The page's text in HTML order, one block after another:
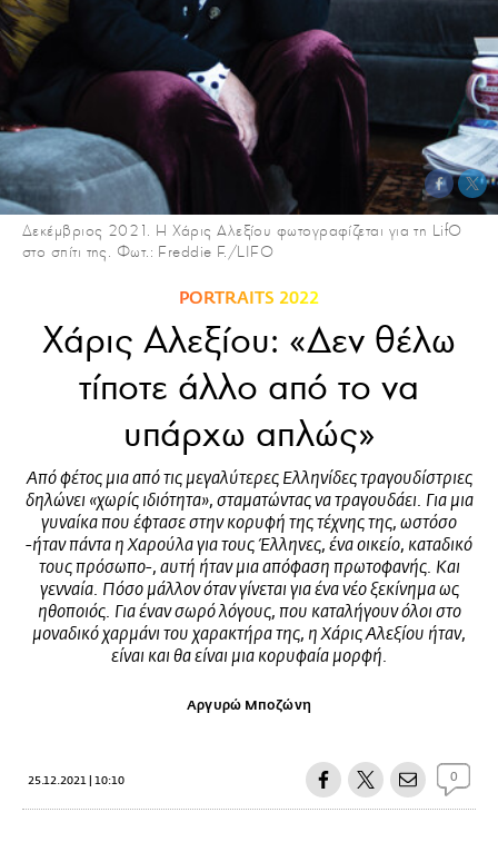
Δεκέμβριος 2021. Η Χάρις Αλεξίου φωτογραφίζεται για τη LifO
στο σπίτι της. Φωτ.: Freddie F./LIFO
PORTRAITS 2022
Χάρις Αλεξίου: «Δεν θέλω
τίποτε άλλο από το να
υπάρχω απλώς»
Από φέτος μια από τις μεγαλύτερες Ελληνίδες τραγουδίστριες
δηλώνει «χωρίς ιδιότητα», σταματώντας να τραγουδάει. Για μια
γυναίκα που έφτασε στην κορυφή της τέχνης της, ωστόσο
-ήταν πάντα η Χαρούλα για τους Έλληνες, ένα οικείο, καταδικό
τους πρόσωπο-, αυτή ήταν μια απόφαση πρωτοφανής. Και
γενναία. Πόσο μάλλον όταν γίνεται για ένα νέο ξεκίνημα ως
ηθοποιός. Για έναν σωρό λόγους, που καταλήγουν όλοι στο
μοναδικό χαρμάνι του χαρακτήρα της, η Χάρις Αλεξίου ήταν,
είναι και θα είναι μια κορυφαία μορφή.
Αργυρώ Μποζώνη
25.12.2021 | 10:10 0